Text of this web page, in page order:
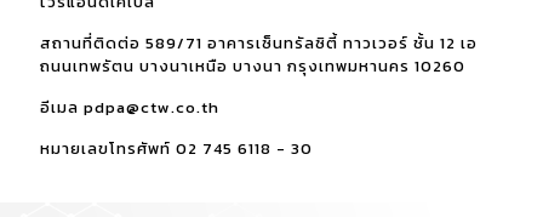
สถานที่ติดต่อ 589/71 อาคารเซ็นทรัลซิตี้ ทาวเวอร์ ชั้น 12 เอ
ถนนเทพรัตน บางนาเหนือ บางนา กรุงเทพมหานคร 10260
อีเมล pdpa@ctw.co.th
หมายเลขโทรศัพท์ 02 745 6118 - 30